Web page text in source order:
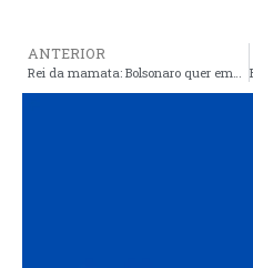
ANTERIOR
Rei da mamata: Bolsonaro quer emplacar mais dois parentes para viverem às custas do estado